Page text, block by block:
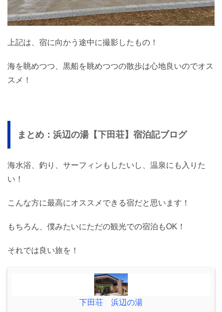
上記は、宿に向かう途中に撮影したもの！
海を眺めつつ、黒船を眺めつつの散歩は心地良いのでオス
スメ！
まとめ：浜辺の湯【下田荘】宿泊記ブログ
海水浴、釣り、サーフィンもしたいし、温泉にも入りた
い！
こんな方に最高にオススメできる宿だと思います！
もちろん、僕みたいにただの観光での宿泊もOK！
それでは良い旅を！
下田荘 浜辺の湯